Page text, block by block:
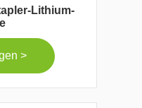
Lithium-
>